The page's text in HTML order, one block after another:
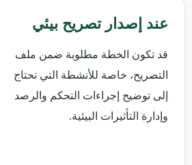
عند إصدار تصريح بيئي
قد تكون الخطة مطلوبة ضمن ملف
التصريح، خاصة للأنشطة التي تحتاج
إلى توضيح إجراءات التحكم والرصد
وإدارة التأثيرات البيئية.